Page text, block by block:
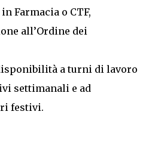
Farmacia o CTF,
all’Ordine dei
a turni di lavoro
settimanali e ad
festivi.